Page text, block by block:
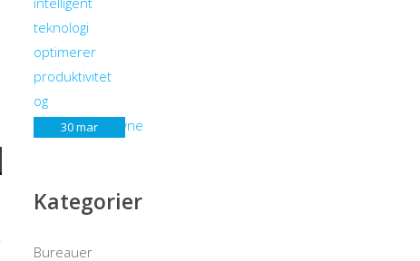
30mar
Kategorier
Bureauer